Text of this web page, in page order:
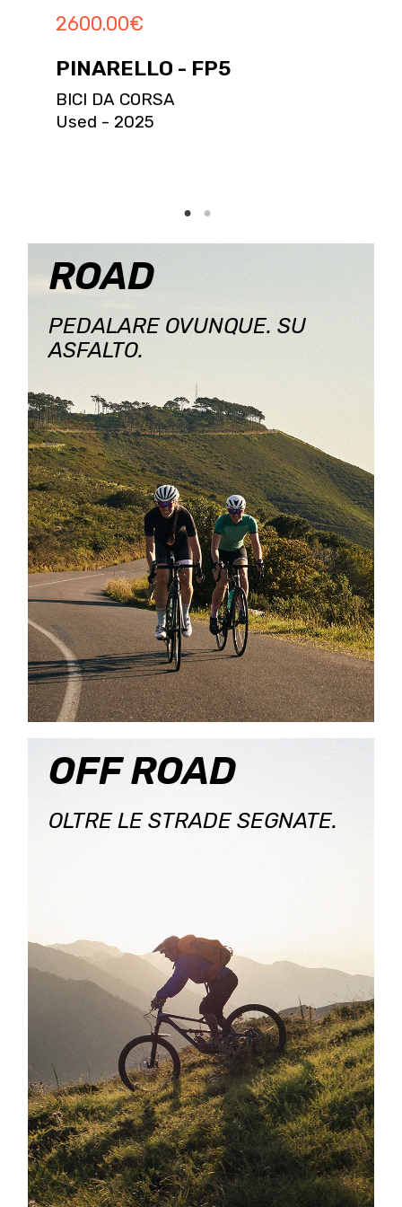
2600.00€
PINARELLO - FP5
BICI DA CORSA
Used - 2025
ROAD
PEDALARE OVUNQUE. SU
ASFALTO.
OFF ROAD
OLTRE LE STRADE SEGNATE.